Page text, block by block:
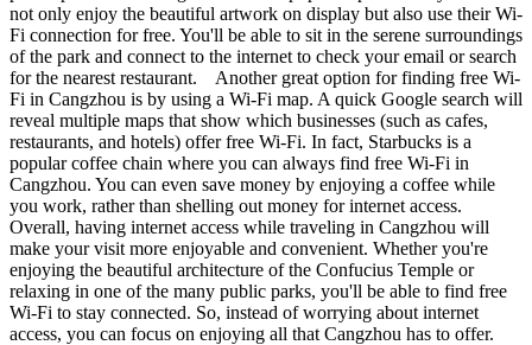
not only enjoy the beautiful artwork on display but also use their Wi-
Fi connection for free. You'll be able to sit in the serene surroundings
of the park and connect to the internet to check your email or search
for the nearest restaurant. Another great option for finding free Wi-
Fi in Cangzhou is by using a Wi-Fi map. A quick Google search will
reveal multiple maps that show which businesses (such as cafes,
restaurants, and hotels) offer free Wi-Fi. In fact, Starbucks is a
popular coffee chain where you can always find free Wi-Fi in
Cangzhou. You can even save money by enjoying a coffee while
you work, rather than shelling out money for internet access.
Overall, having internet access while traveling in Cangzhou will
make your visit more enjoyable and convenient. Whether you're
enjoying the beautiful architecture of the Confucius Temple or
relaxing in one of the many public parks, you'll be able to find free
Wi-Fi to stay connected. So, instead of worrying about internet
access, you can focus on enjoying all that Cangzhou has to offer.